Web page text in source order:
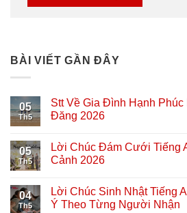
BÀI VIẾT GẦN ĐÂY
05
Th5
Stt Về Gia Đình Hạnh Phúc
Đăng 2026
05
Th5
Lời Chúc Đám Cưới Tiếng
Cảnh 2026
04
Th5
Lời Chúc Sinh Nhật Tiếng
Ý Theo Từng Người Nhận